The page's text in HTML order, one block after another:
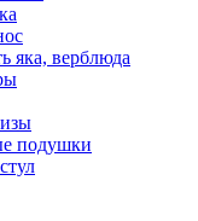
яка, верблюда
подушки